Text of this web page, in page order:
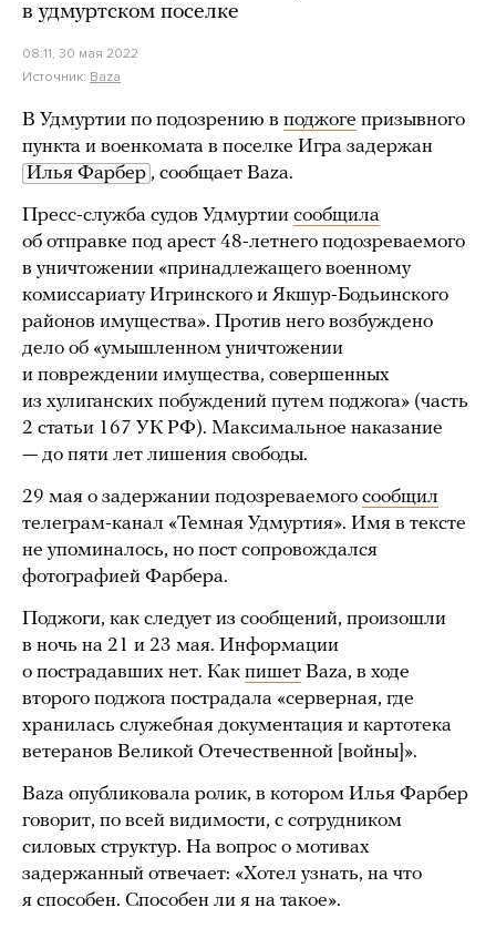
в удмуртском поселке
08:11, 30 мая 2022
Источник: Baza
В Удмуртии по подозрению в поджоге призывного
пункта и военкомата в поселке Игра задержан
Илья Фарбер , сообщает Baza.
Пресс-служба судов Удмуртии сообщила
об отправке под арест 48-летнего подозреваемого
в уничтожении «принадлежащего военному
комиссариату Игринского и Якшур-Бодьинского
районов имущества». Против него возбуждено
дело об «умышленном уничтожении
и повреждении имущества, совершенных
из хулиганских побуждений путем поджога» (часть
2 статьи 167 УК РФ). Максимальное наказание
— до пяти лет лишения свободы.
29 мая о задержании подозреваемого сообщил
телеграм-канал «Темная Удмуртия». Имя в тексте
не упоминалось, но пост сопровождался
фотографией Фарбера.
Поджоги, как следует из сообщений, произошли
в ночь на 21 и 23 мая. Информации
о пострадавших нет. Как пишет Baza, в ходе
второго поджога пострадала «серверная, где
хранилась служебная документация и картотека
ветеранов Великой Отечественной [войны]».
Baza опубликовала ролик, в котором Илья Фарбер
говорит, по всей видимости, с сотрудником
силовых структур. На вопрос о мотивах
задержанный отвечает: «Хотел узнать, на что
я способен. Способен ли я на такое».